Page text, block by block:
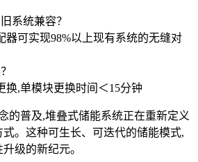
系统兼容？
器可实现98%以上现有系统的无缝对
换,单模块更换时间＜15分钟
的普及,堆叠式储能系统正在重新定义
。这种可生长、可迭代的储能模式,
级的新纪元。